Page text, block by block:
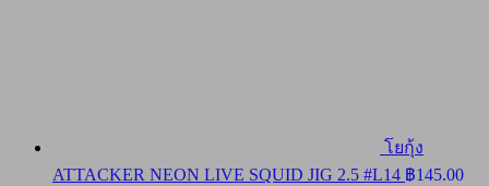
โยกุ้ง
ATTACKER NEON LIVE SQUID JIG 2.5 #L14 ฿145.00